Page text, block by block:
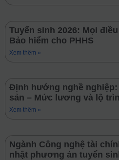
Tuyển sinh 2026: Mọi
Bảo hiểm cho PHHS
Xem thêm »
Định hướng nghề nghiệp:
sản – Mức lương và lộ
Xem thêm »
Ngành Công nghệ tài
nhật phương án tuyển